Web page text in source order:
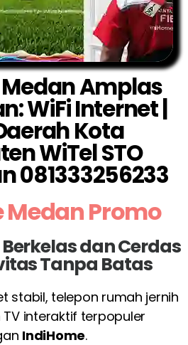
Amplas
WiFi Internet |
Kota
WiTel STO
081333256233
Medan Promo
dan Cerdas
Tanpa Batas
stabil, telepon rumah jernih
interaktif terpopuler
IndiHome.